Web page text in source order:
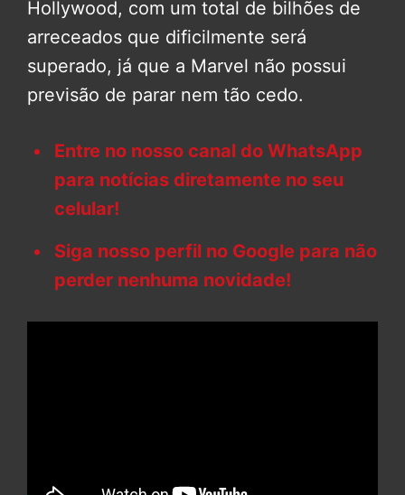
Hollywood, com um total de bilhões de
arreceados que dificilmente será
superado, já que a Marvel não possui
previsão de parar nem tão cedo.
Entre no nosso canal do WhatsApp
para notícias diretamente no seu
celular!
Siga nosso perfil no Google para não
perder nenhuma novidade!